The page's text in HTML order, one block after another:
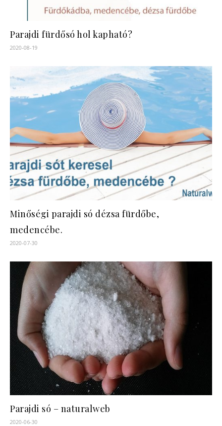
Parajdi fürdősó hol kapható?
2020-08-19
Minőségi parajdi só dézsa fürdőbe,
medencébe.
2020-07-30
Parajdi só – naturalweb
2020-06-30